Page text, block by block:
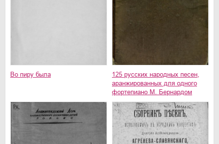
Во пиру была
125 русских народных песен,
аранжированных для одного
фортепиано М. Бернардом